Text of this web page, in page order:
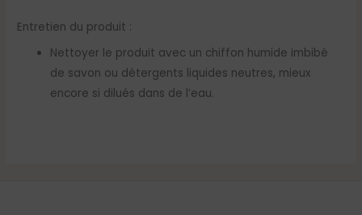
Entretien du produit :
Nettoyer le produit avec un chiffon humide imbibé
de savon ou détergents liquides neutres, mieux
encore si dilués dans de l’eau.